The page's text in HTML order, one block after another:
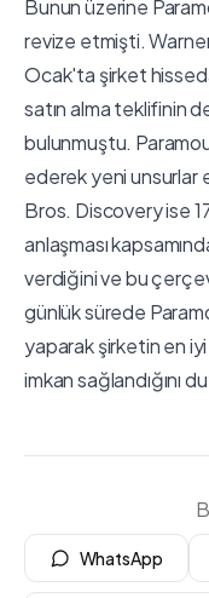
Bunun üzerine
revize etmişti.
Ocak'ta şirket
satın alma teklifinin
bulunmuştu.
ederek yeni unsurlar
Bros. Discovery ise
anlaşması
verdiğini ve bu
günlük sürede
yaparak şirketin en
imkan sağlandığını
WhatsApp